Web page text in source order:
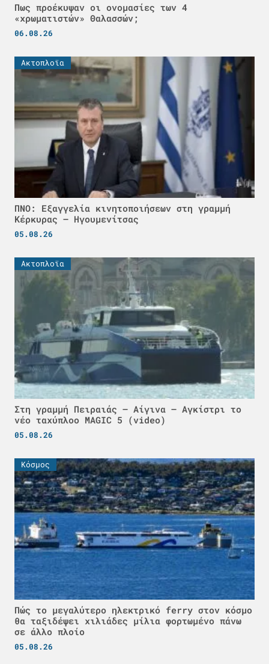
Πως προέκυψαν οι ονομασίες των 4
«χρωματιστών» Θαλασσών;
06.08.26
Ακτοπλοϊα
ΠΝΟ: Εξαγγελία κινητοποιήσεων στη γραμμή
Κέρκυρας – Ηγουμενίτσας
05.08.26
Ακτοπλοϊα
Στη γραμμή Πειραιάς – Αίγινα – Αγκίστρι το
νέο ταχύπλοο MAGIC 5 (video)
05.08.26
Κόσμος
Πώς το μεγαλύτερο ηλεκτρικό ferry στον κόσμο
θα ταξιδέψει χιλιάδες μίλια φορτωμένο πάνω
σε άλλο πλοίο
05.08.26